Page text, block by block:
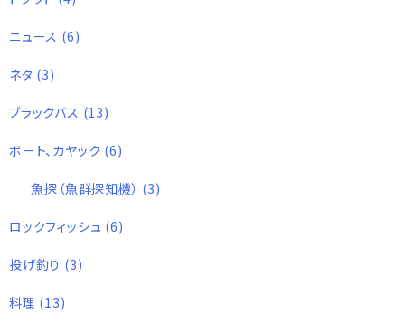
ニュース (6)
ネタ (3)
ブラックバス (13)
ボート、カヤック (6)
魚探（魚群探知機） (3)
ロックフィッシュ (6)
投げ釣り (3)
料理 (13)